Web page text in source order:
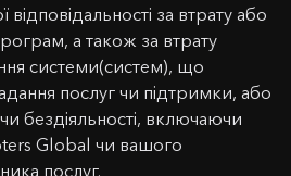
за втрату або
а також за втрату
системи(систем), що
послуг чи підтримки, або
бездіяльності, включаючи
Global чи вашого
послуг.
З НАМИ